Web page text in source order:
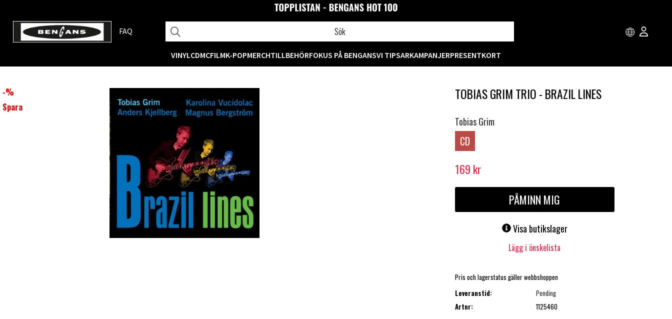
FAQ
VINYLCDMCFILMK-POPMERCHTILLBEHÖRFOKUS PÅ BENGANSVI TIPSARKAMPANJERPRESENTKORT
-%
Spara
TOBIAS GRIM TRIO - BRAZIL LINES
Tobias Grim
CD
169 kr
PÅMINN MIG
Visa butikslager
Lägg i önskelista
Pris och lagerstatus gäller webbshoppen
Leveranstid:
Pending
Artnr:
1125460